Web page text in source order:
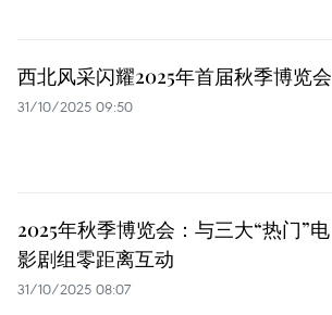
西北风采闪耀2025年首届秋季博览会
31/10/2025 09:50
2025年秋季博览会：与三大“热门”电
影剧组零距离互动
31/10/2025 08:07